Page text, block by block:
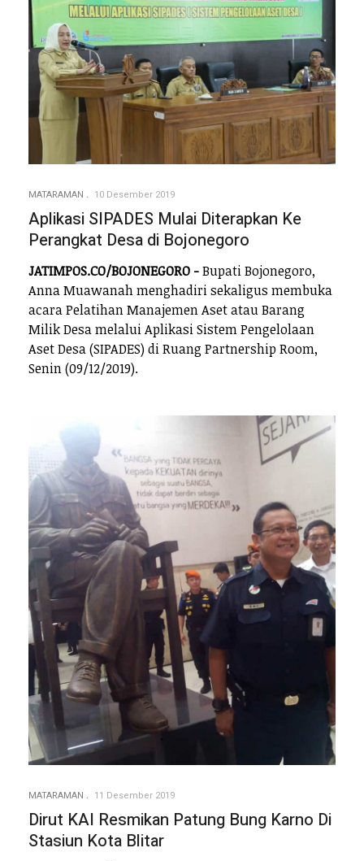
MATARAMAN 10 Desember 2019
Aplikasi SIPADES Mulai Diterapkan Ke
Perangkat Desa di Bojonegoro
JATIMPOS.CO/BOJONEGORO -Bupati Bojonegoro,
Anna Muawanah menghadiri sekaligus membuka
acara Pelatihan Manajemen Aset atau Barang
Milik Desa melalui Aplikasi Sistem Pengelolaan
Aset Desa (SIPADES) di Ruang Partnership Room,
Senin (09/12/2019).
MATARAMAN 11 Desember 2019
Dirut KAI Resmikan Patung Bung Karno Di
Stasiun Kota Blitar